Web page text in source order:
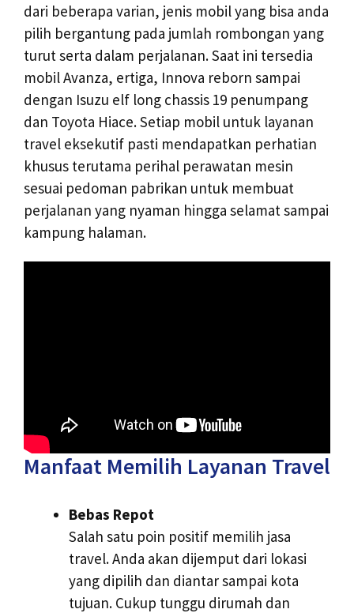
dari beberapa varian, jenis mobil yang bisa anda
pilih bergantung pada jumlah rombongan yang
turut serta dalam perjalanan. Saat ini tersedia
mobil Avanza, ertiga, Innova reborn sampai
dengan Isuzu elf long chassis 19 penumpang
dan Toyota Hiace. Setiap mobil untuk layanan
travel eksekutif pasti mendapatkan perhatian
khusus terutama perihal perawatan mesin
sesuai pedoman pabrikan untuk membuat
perjalanan yang nyaman hingga selamat sampai
kampung halaman.
Manfaat Memilih Layanan Travel
Bebas Repot
Salah satu poin positif memilih jasa
travel. Anda akan dijemput dari lokasi
yang dipilih dan diantar sampai kota
tujuan. Cukup tunggu dirumah dan